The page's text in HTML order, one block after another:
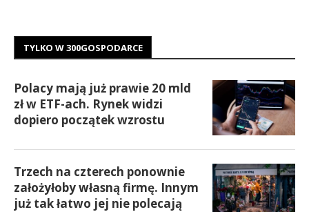
TYLKO W 300GOSPODARCE
Polacy mają już prawie 20 mld
zł w ETF-ach. Rynek widzi
dopiero początek wzrostu
Trzech na czterech ponownie
założyłoby własną firmę. Innym
już tak łatwo jej nie polecają